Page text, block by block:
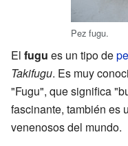
Pez fugu.
El fugu es un tipo de
Takifugu. Es muy
"Fugu", que significa
fascinante, también es
venenosos del mundo.